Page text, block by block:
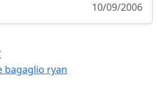
10/09/2006
bagaglio ryan